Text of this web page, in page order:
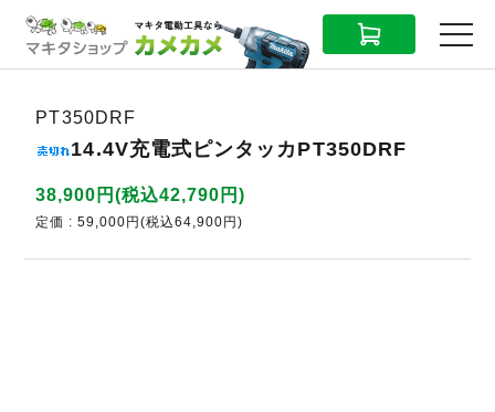
CART MENU
PT350DRF
14.4V充電式ピンタッカPT350DRF
38,900円(税込42,790円)
定価 : 59,000円(税込64,900円)